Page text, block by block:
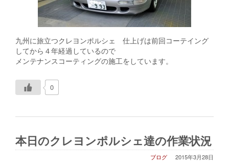
九州に旅立つクレヨンポルシェ 仕上げは前回コーテイング
してから４年経過しているので
メンテナンスコーティングの施工をしています。
0
本日のクレヨンポルシェ達の作業状況
2015年3月28日
ブログ